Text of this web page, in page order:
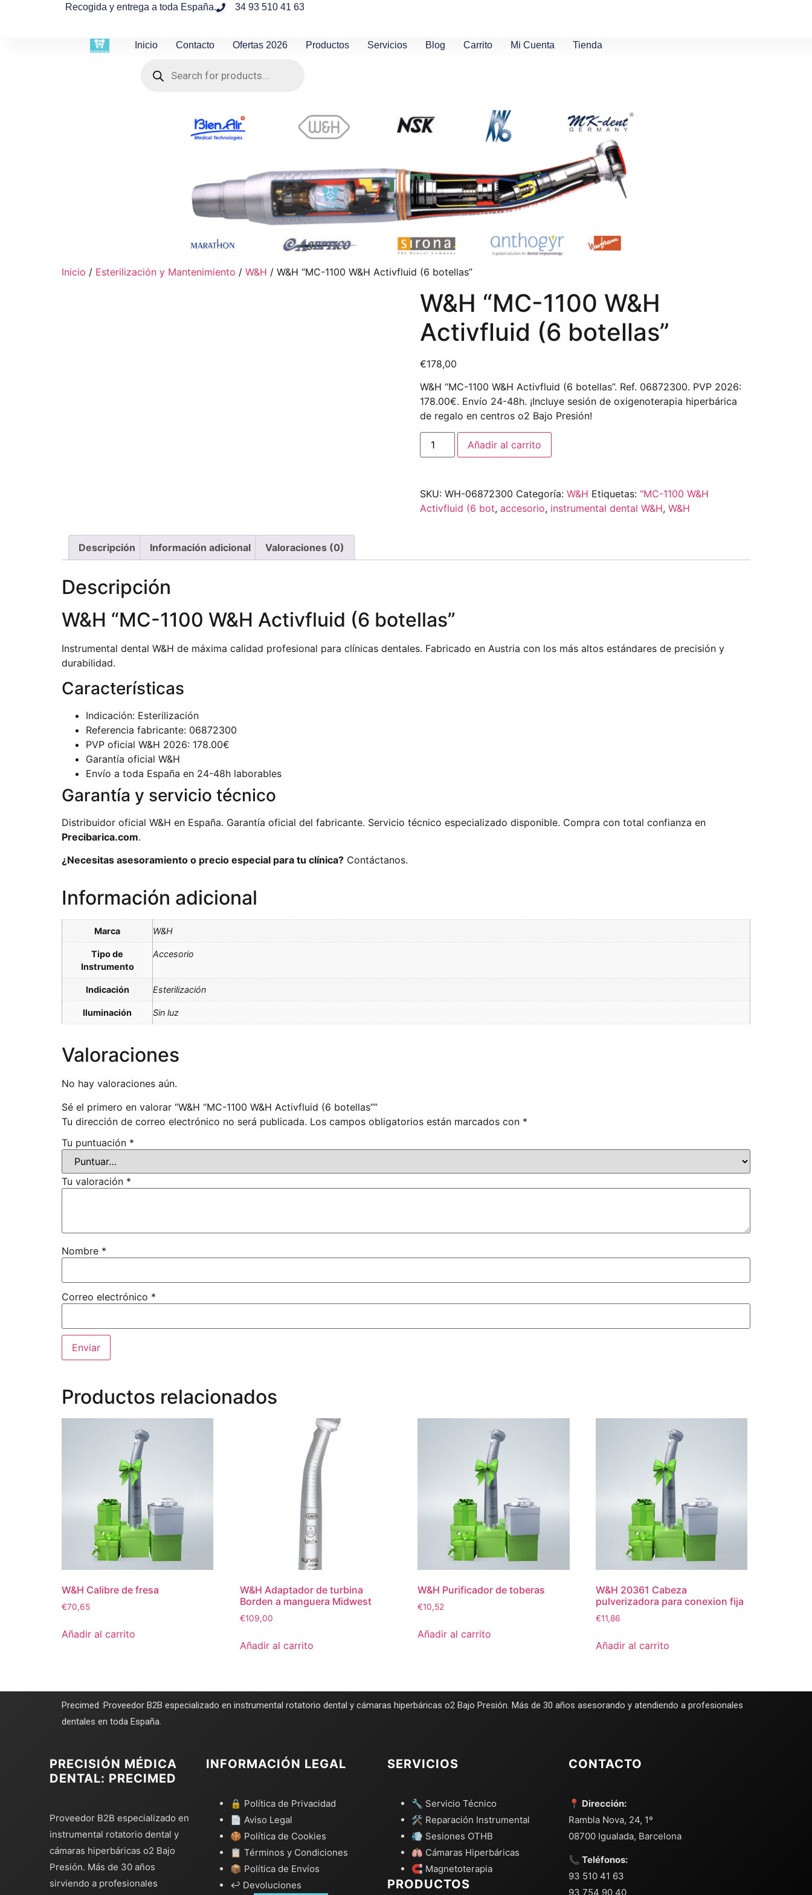
Recogida y entrega a toda España. 34 93 510 41 63
Inicio Contacto Ofertas 2026 Productos Servicios Blog Carrito Mi Cuenta Tienda
Inicio / Esterilización y Mantenimiento / W&H / W&H “MC-1100 W&H Activfluid (6 botellas”
W&H “MC-1100 W&H
Activfluid (6 botellas”
€178,00
W&H “MC-1100 W&H Activfluid (6 botellas”. Ref. 06872300. PVP 2026:
178.00€. Envío 24-48h. ¡Incluye sesión de oxigenoterapia hiperbárica
de regalo en centros o2 Bajo Presión!
Añadir al carrito
SKU: WH-06872300 Categoría: W&H Etiquetas: "MC-1100 W&H
Activfluid (6 bot, accesorio, instrumental dental W&H, W&H
Descripción Información adicional Valoraciones (0)
Descripción
W&H “MC-1100 W&H Activfluid (6 botellas”
Instrumental dental W&H de máxima calidad profesional para clínicas dentales. Fabricado en Austria con los más altos estándares de precisión y
durabilidad.
Características
Indicación: Esterilización
Referencia fabricante: 06872300
PVP oficial W&H 2026: 178.00€
Garantía oficial W&H
Envío a toda España en 24-48h laborables
Garantía y servicio técnico
Distribuidor oficial W&H en España. Garantía oficial del fabricante. Servicio técnico especializado disponible. Compra con total confianza en
Precibarica.com.
¿Necesitas asesoramiento o precio especial para tu clínica? Contáctanos.
Información adicional
Marca W&H
Tipo de
Instrumento
Accesorio
Indicación Esterilización
Iluminación Sin luz
Valoraciones
No hay valoraciones aún.
Sé el primero en valorar “W&H “MC-1100 W&H Activfluid (6 botellas””
Tu dirección de correo electrónico no será publicada. Los campos obligatorios están marcados con *
Tu puntuación *
Tu valoración *
Nombre *
Correo electrónico *
Productos relacionados
W&H Calibre de fresa
€70,65
Añadir al carrito
W&H Adaptador de turbina
Borden a manguera Midwest
€109,00
Añadir al carrito
W&H Purificador de toberas
€10,52
Añadir al carrito
W&H 20361 Cabeza
pulverizadora para conexion fija
€11,86
Añadir al carrito
Precimed :Proveedor B2B especializado en instrumental rotatorio dental y cámaras hiperbáricas o2 Bajo Presión. Más de 30 años asesorando y atendiendo a profesionales
dentales en toda España.
PRECISIÓN MÉDICA
DENTAL: PRECIMED
Proveedor B2B especializado en
instrumental rotatorio dental y
cámaras hiperbáricas o2 Bajo
Presión. Más de 30 años
sirviendo a profesionales
INFORMACIÓN LEGAL
🔒 Política de Privacidad
📄 Aviso Legal
🍪 Política de Cookies
📋 Términos y Condiciones
📦 Política de Envíos
↩️ Devoluciones
SERVICIOS
🔧 Servicio Técnico
🛠️ Reparación Instrumental
💨 Sesiones OTHB
🫁 Cámaras Hiperbáricas
🧲 Magnetoterapia
PRODUCTOS
CONTACTO
📍 Dirección:
Rambla Nova, 24, 1º
08700 Igualada, Barcelona
📞 Teléfonos:
93 510 41 63
93 754 90 40